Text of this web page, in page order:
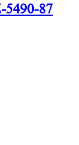
5490-87